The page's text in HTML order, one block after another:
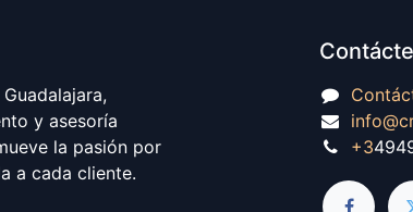
y asesoría
la pasión por
a cada cliente.
+3